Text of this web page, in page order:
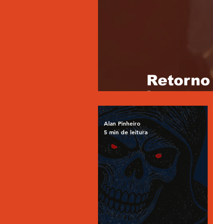
jogos
Alan Pinheiro
5 min de leitura